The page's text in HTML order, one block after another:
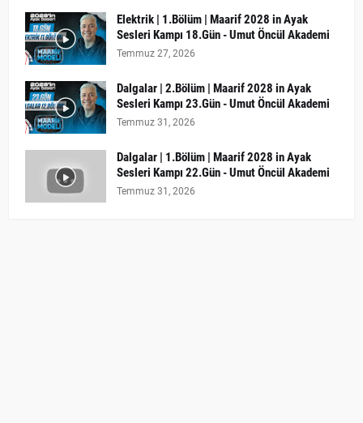
Elektrik | 1.Bölüm | Maarif 2028 in Ayak
Sesleri Kampı 18.Gün - Umut Öncül Akademi
Temmuz 27, 2026
Dalgalar | 2.Bölüm | Maarif 2028 in Ayak
Sesleri Kampı 23.Gün - Umut Öncül Akademi
Temmuz 31, 2026
Dalgalar | 1.Bölüm | Maarif 2028 in Ayak
Sesleri Kampı 22.Gün - Umut Öncül Akademi
Temmuz 31, 2026